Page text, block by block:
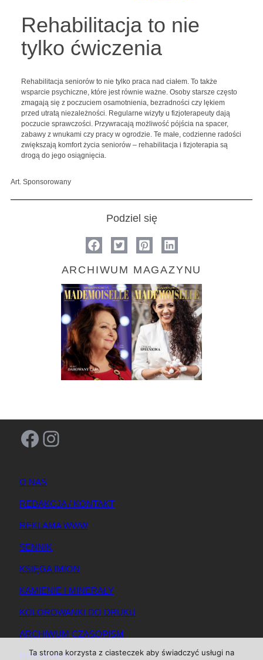
Rehabilitacja to nie
tylko ćwiczenia
Rehabilitacja seniorów to nie tylko praca nad ciałem. To także
wsparcie psychiczne, które jest równie ważne. Osoby starsze często
zmagają się z poczuciem osamotnienia, bezradności czy lękiem
przed utratą niezależności. Regularne wizyty u fizjoterapeuty dają
poczucie sprawczości. Przywracają możliwość pójścia na spacer,
zabawy z wnukami czy pracy w ogrodzie. Te małe, codzienne radości
zwiększają komfort życia seniorów – rehabilitacja i fizjoterapia są
drogą do jego osiągnięcia.
Art. Sponsorowany
Podziel się
ARCHIWUM MAGAZYNU
Facebook Instagram
O NAS
REDAKCJA / KONTAKT
REKLAMA WWW
SENNIK
KSIĘGA IMION
KAMIENIE I MINERAŁY
KOLOROWANKI DO DRUKU
ARCHIWUM CZASOPISM
REGULAMIN
Ta strona korzysta z ciasteczek aby świadczyć usługi na